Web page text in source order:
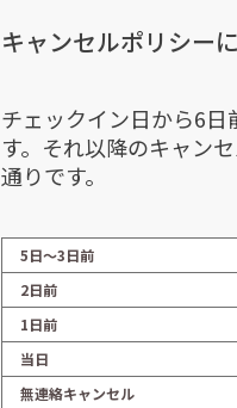
キャンセルポリシー
チェックイン日から6
す。それ以降のキャン
通りです。
5日〜3日前
2日前
1日前
当日
無連絡キャンセル